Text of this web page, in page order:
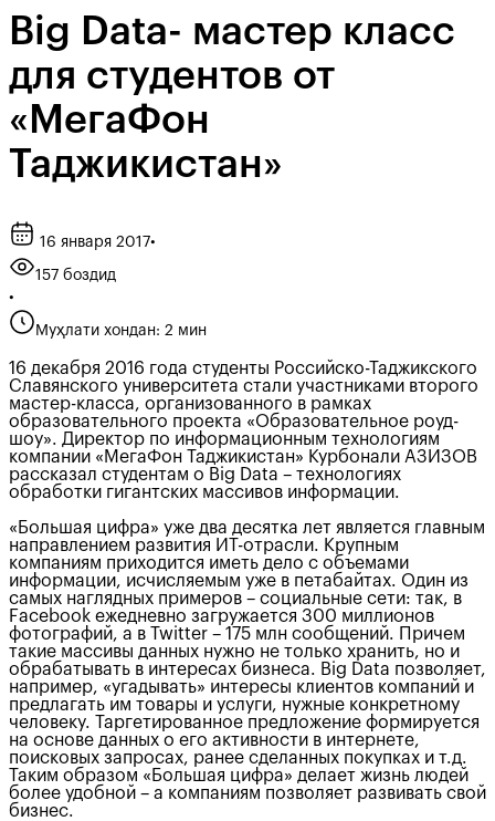
Big Data- мастер класс
для студентов от
«МегаФон
Таджикистан»
16 января 2017•
157 боздид
•
Муҳлати хондан: 2 мин
16 декабря 2016 года студенты Российско-Таджикского
Славянского университета стали участниками второго
мастер-класса, организованного в рамках
образовательного проекта «Образовательное роуд-
шоу». Директор по информационным технологиям
компании «МегаФон Таджикистан» Курбонали АЗИЗОВ
рассказал студентам о Big Data – технологиях
обработки гигантских массивов информации.
«Большая цифра» уже два десятка лет является главным
направлением развития ИТ-отрасли. Крупным
компаниям приходится иметь дело с объемами
информации, исчисляемым уже в петабайтах. Один из
самых наглядных примеров – социальные сети: так, в
Facebook ежедневно загружается 300 миллионов
фотографий, а в Twitter – 175 млн сообщений. Причем
такие массивы данных нужно не только хранить, но и
обрабатывать в интересах бизнеса. Big Data позволяет,
например, «угадывать» интересы клиентов компаний и
предлагать им товары и услуги, нужные конкретному
человеку. Таргетированное предложение формируется
на основе данных о его активности в интернете,
поисковых запросах, ранее сделанных покупках и т.д.
Таким образом «Большая цифра» делает жизнь людей
более удобной – а компаниям позволяет развивать свой
бизнес.